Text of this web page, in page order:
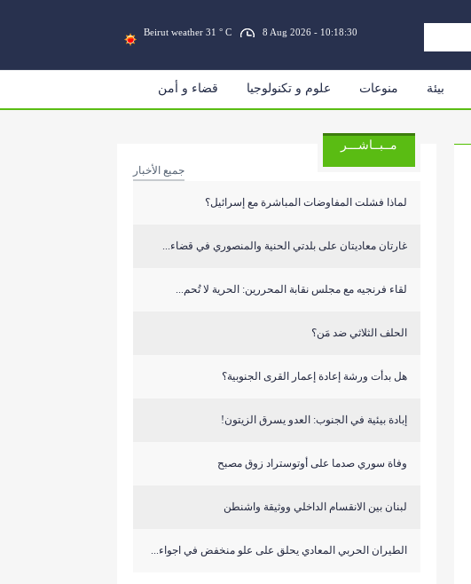
Beirut weather 31 ° C 8 Aug 2026 - 10:18:30
بيئة منوعات علوم و تكنولوجيا قضاء و أمن
مــبــاشـــر
جميع الأخبار
لماذا فشلت المفاوضات المباشرة مع إسرائيل؟
غارتان معاديتان على بلدتي الحنية والمنصوري في قضاء...
لقاء فرنجيه مع مجلس نقابة المحررين: الحرية لا تُحم...
الحلف الثلاثي ضد مَن؟
هل بدأت ورشة إعادة إعمار القرى الجنوبية؟
إبادة بيئية في الجنوب: العدو يسرق الزيتون!
وفاة سوري صدما على أوتوستراد زوق مصبح
لبنان بين الانقسام الداخلي ووثيقة واشنطن
الطيران الحربي المعادي يحلق على علو منخفض في اجواء...